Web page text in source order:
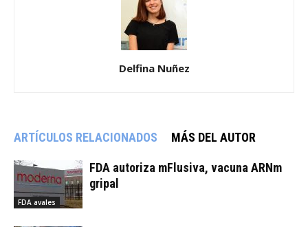
Delfina Nuñez
ARTÍCULOS RELACIONADOS MÁS DEL AUTOR
FDA avales
FDA autoriza mFlusiva, vacuna ARNm
gripal